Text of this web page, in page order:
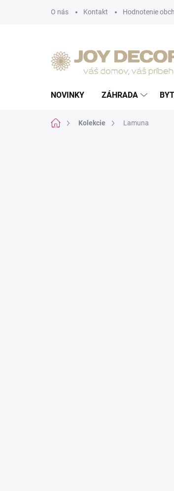
O nás Kontakt Hodnotenie
NOVINKY ZÁHRADA
DomovKolekcie Lamuna